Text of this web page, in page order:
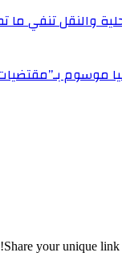
والنقل تنفي
موسوم
Share your unique link